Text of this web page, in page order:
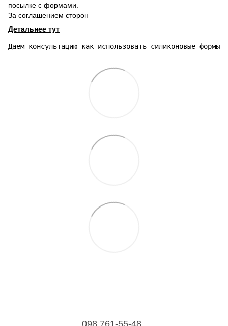
посылке с формами.
За соглашением сторон
Детальнее тут
Даем консультацию как использовать силиконовые формы
098 761-55-48